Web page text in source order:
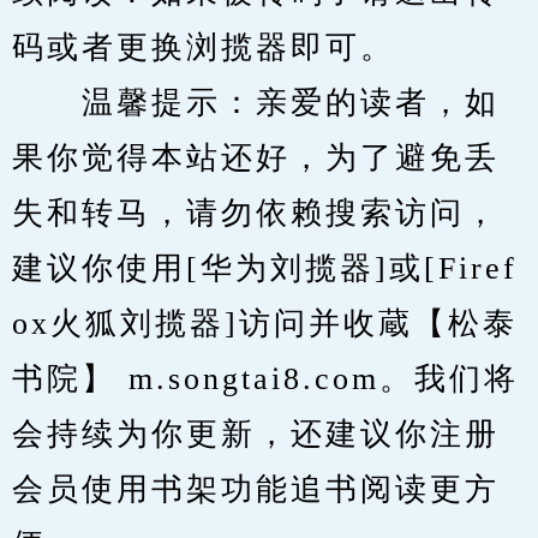
码或者更换浏揽器即可。
温馨提示：亲爱的读者，如
果你觉得本站还好，为了避免丢
失和转马，请勿依赖搜索访问，
建议你使用[华为刘揽器]或[Firef
ox火狐刘揽器]访问并收蔵【松泰
书院】 m.songtai8.com。我们将
会持续为你更新，还建议你注册
会员使用书架功能追书阅读更方